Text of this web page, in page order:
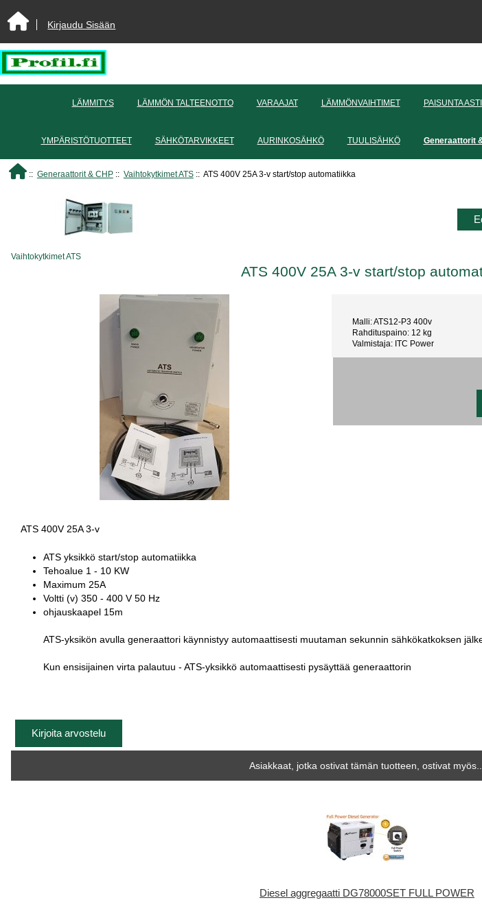
Kirjaudu Sisään
LÄMMITYS LÄMMÖN TALTEENOTTO VARAAJAT LÄMMÖNVAIHTIMET PAISUNTA
YMPÄRISTÖTUOTTEET SÄHKÖTARVIKKEET AURINKOSÄHKÖ TUULISÄHKÖ Generaattorit
:: Generaattorit & CHP:: Vaihtokytkimet ATS:: ATS 400V 25A 3-v start/stop automatiikka
Vaihtokytkimet ATS
ATS 400V 25A 3-v start/stop
Malli: ATS12-P3 400v
Rahdituspaino: 12 kg
Valmistaja: ITC Power
ATS 400V 25A 3-v
ATS yksikkö start/stop automatiikka
Tehoalue 1 - 10 KW
Maximum 25A
Voltti (v) 350 - 400 V 50 Hz
ohjauskaapel 15m
ATS-yksikön avulla generaattori käynnistyy automaattisesti muutaman sekunnin sähkökatkoksen
Kun ensisijainen virta palautuu - ATS-yksikkö automaattisesti pysäyttää generaattorin
Kirjoita arvostelu
Asiakkaat, jotka ostivat tämän tuotteen, ostivat
Diesel aggregaatti DG78000SET FULL POWER